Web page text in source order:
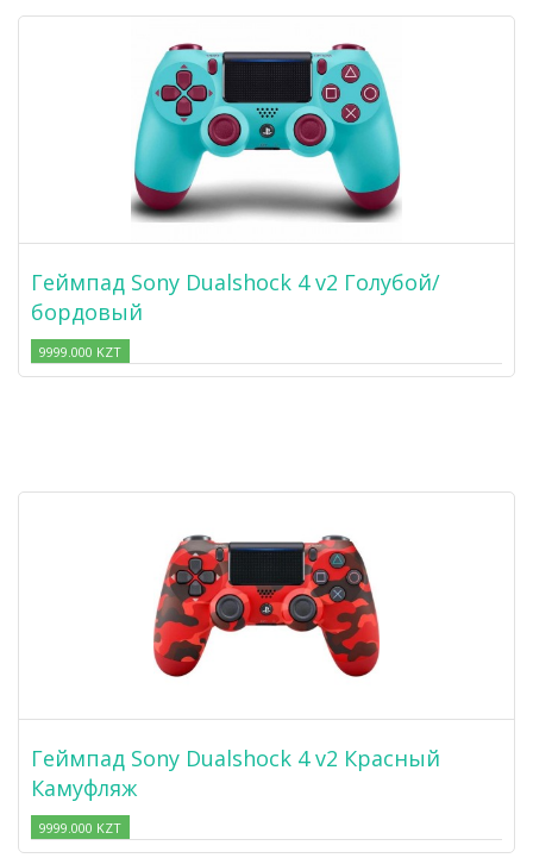
Геймпад Sony Dualshock 4 v2 Голубой/
бордовый
9999.000 KZT
Геймпад Sony Dualshock 4 v2 Красный
Камуфляж
9999.000 KZT